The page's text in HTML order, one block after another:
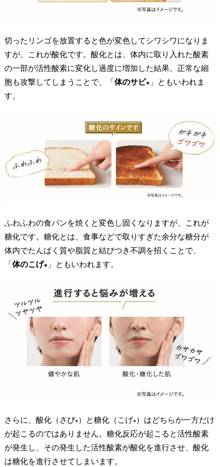
の
約
0
酸
化
力
ア
ス
タ
ン
チ
化
ス
ト
レ
切ったリンゴを放置すると色が変色してシワシワになりま
すが、これが酸化です。酸化とは、体内に取り入れた酸素
の一部が活性酸素に変化し過度に増加した結果、正常な細
胞も攻撃してしまうことで、「 体のサビ※ 」ともいわれま
す。
ふわふわの食パンを焼くと変色し固くなりますが、これが
糖化です。糖化とは、食事などで取りすぎた余分な糖分が
体内でたんぱく質や脂質と結びつき不調を招くことで、
「 体のこげ※ 」ともいわれます。
さらに、酸化（さび※）と糖化（こげ※）はどちらか一方だけ
が起こるのではありません。糖化反応が起こると活性酸素
が発生し、その発生した活性酸素が酸化を進行させ、酸化
は糖化を進行させてしまいます。